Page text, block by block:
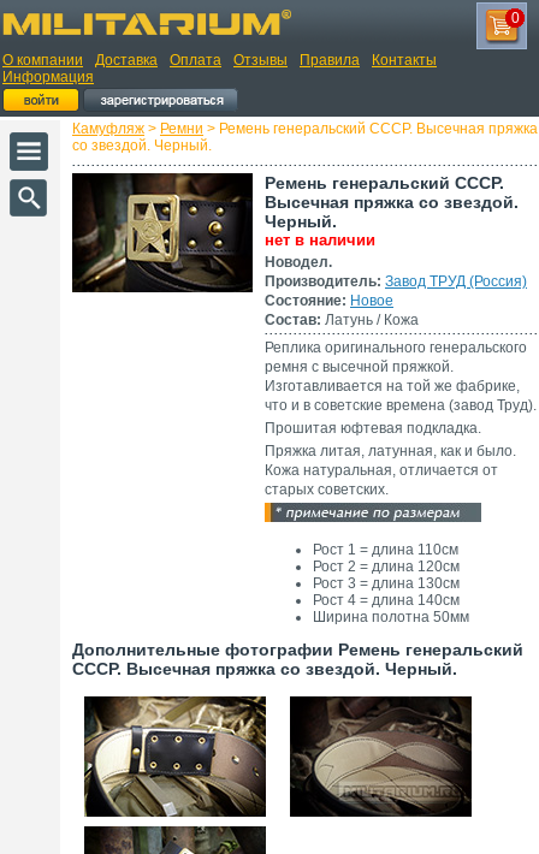
О компании Доставка Оплата Отзывы Правила
Контакты
Информация
0
Камуфляж > Ремни > Ремень генеральский СССР. Высечная пряжка
со звездой. Черный.
Ремень генеральский СССР.
Высечная пряжка со звездой.
Черный.
нет в наличии
Новодел.
Производитель: Завод ТРУД (Россия)
Состояние: Новое
Состав: Латунь / Кожа
Реплика оригинального генеральского
ремня с высечной пряжкой.
Изготавливается на той же фабрике,
что и в советские времена (завод Труд).
Прошитая юфтевая подкладка.
Пряжка литая, латунная, как и было.
Кожа натуральная, отличается от
старых советских.
Рост 1 = длина 110см
Рост 2 = длина 120см
Рост 3 = длина 130см
Рост 4 = длина 140см
Ширина полотна 50мм
Дополнительные фотографии Ремень генеральский
СССР. Высечная пряжка со звездой. Черный.